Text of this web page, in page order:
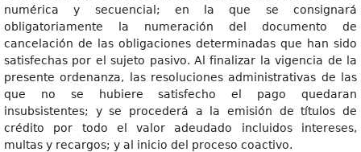
numérica y secuencial; en la que se consignará
obligatoriamente la numeración del documento de
cancelación de las obligaciones determinadas que han sido
satisfechas por el sujeto pasivo. Al finalizar la vigencia de la
presente ordenanza, las resoluciones administrativas de las
que no se hubiere satisfecho el pago quedaran
insubsistentes; y se procederá a la emisión de títulos de
crédito por todo el valor adeudado incluidos intereses,
multas y recargos; y al inicio del proceso coactivo.